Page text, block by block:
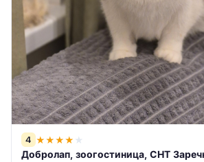
4 ★★★★ ★
Добролап, зоогостиница, СНТ